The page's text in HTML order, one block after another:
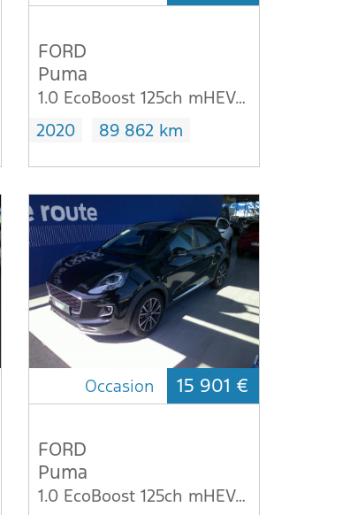
FORD
Puma
1.0 EcoBoost 125ch mHEV E85 Titanium
2020
89 862 km
Occasion 15 901 €
FORD
Puma
1.0 EcoBoost 125ch mHEV Titanium Business 6cv